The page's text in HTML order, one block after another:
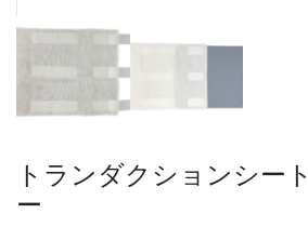
トランダクションシー
ー